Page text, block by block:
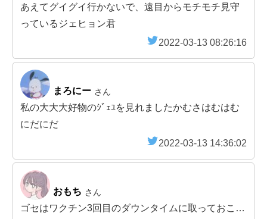
あえてグイグイ行かないで、遠目からモチモチ見守
っているジェヒョン君
2022-03-13 08:26:16
まろにー さん
私の大大大好物のｼﾞｪﾕを見れましたかむさはむはむ
にだにだ
2022-03-13 14:36:02
おもち さん
ゴセはワクチン3回目のダウンタイムに取っておこ…